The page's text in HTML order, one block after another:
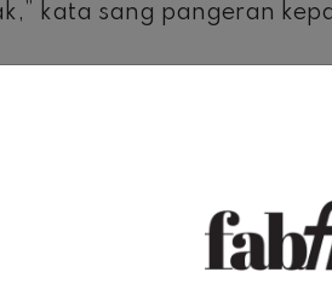
kata sang pangeran
sudah mendapat bantuan
Australia di musim